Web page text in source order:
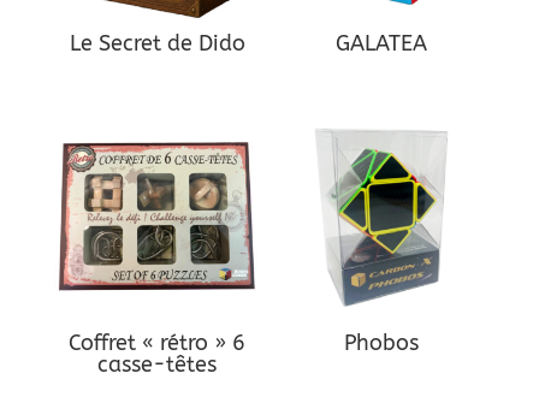
Le Secret de Dido GALATEA
Coffret « rétro » 6
casse-têtes
Phobos